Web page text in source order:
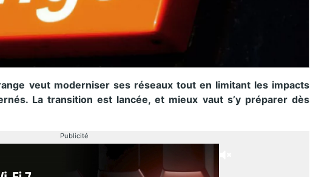
veut moderniser ses réseaux tout en limitant les impacts
La transition est lancée, et mieux vaut s’y préparer dès
Publicité